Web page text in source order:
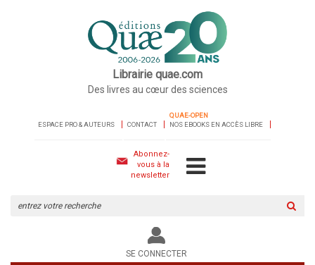
Librairie quae.com
Des livres au cœur des sciences
ESPACE PRO & AUTEURS CONTACT
QUAE-OPEN
NOS EBOOKS EN ACCÈS LIBRE
Abonnez-
vous à la
newsletter
le
site
SE CONNECTER